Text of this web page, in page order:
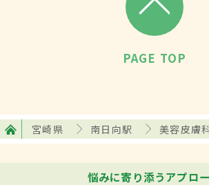
PAGE TOP
宮崎県 南日向駅 美容皮膚
悩みに寄り添うアプロ